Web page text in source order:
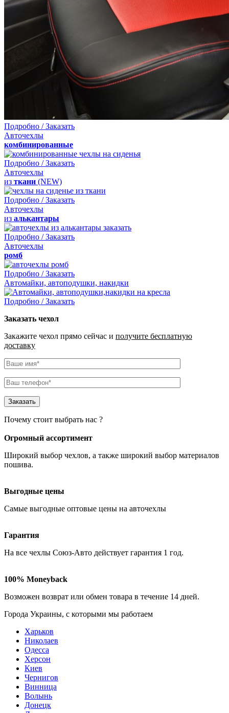
Подробно / Заказать
Авточехлы
комбинированные
Подробно / Заказать
Авточехлы
из ткани (NEW)
Подробно / Заказать
Авточехлы
из алькантары
Подробно / Заказать
Авточехлы
ромб
Подробно / Заказать
Автомайки, автоподушки, накидки
Подробно / Заказать
Заказать чехол
Закажите чехол прямо сейчас и получите бесплатную
доставку
Почему стоит выбрать нас ?
Огромный ассортимент
Широкий выбор чехлов, а также широкий выбор материалов
пошива.
Выгодные цены
Самые выгодные оптовые цены на авточехлы
Гарантия
На все чехлы Союз-Авто действует гарантия 1 год.
100% Moneyback
Возможен возврат или обмен товара в течение 14 дней.
Города Украины, c которыми мы работаем
Харьков
Николаев
Одесса
Херсон
Киев
Чернигов
Винница
Волынь
Донецк